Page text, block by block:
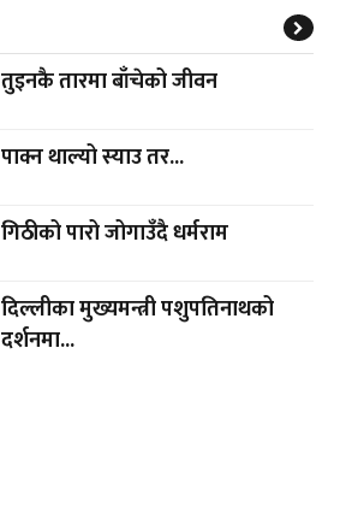
तुइनकै तारमा बाँचेको जीवन
पाक्न थाल्यो स्याउ तर...
गिठीको पारो जोगाउँदै धर्मराम
दिल्लीका मुख्यमन्त्री पशुपतिनाथको
दर्शनमा...